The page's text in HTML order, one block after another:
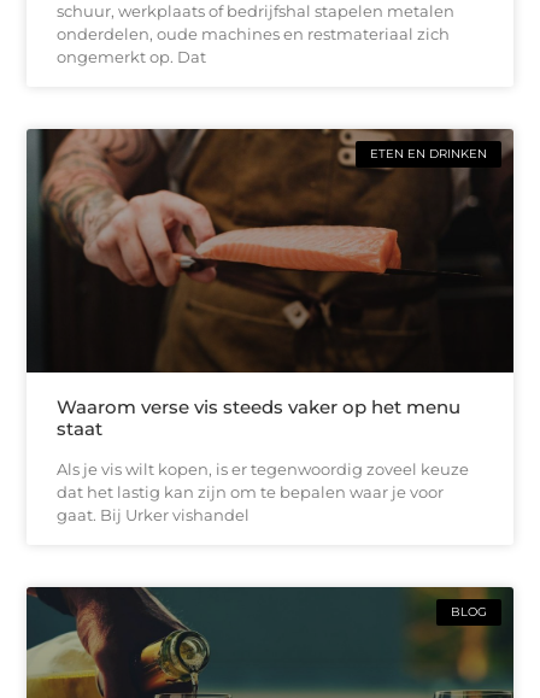
schuur, werkplaats of bedrijfshal stapelen metalen
onderdelen, oude machines en restmateriaal zich
ongemerkt op. Dat
ETEN EN DRINKEN
Waarom verse vis steeds vaker op het menu
staat
Als je vis wilt kopen, is er tegenwoordig zoveel keuze
dat het lastig kan zijn om te bepalen waar je voor
gaat. Bij Urker vishandel
BLOG